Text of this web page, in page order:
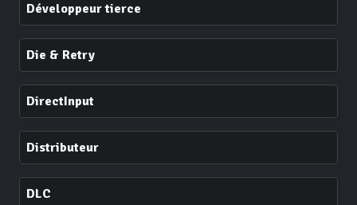
Développeur tierce
Die & Retry
DirectInput
Distributeur
DLC